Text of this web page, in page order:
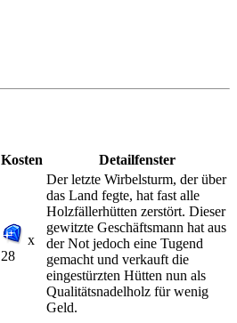
Kosten Detailfenster
x
28
Der letzte Wirbelsturm, der über
das Land fegte, hat fast alle
Holzfällerhütten zerstört. Dieser
gewitzte Geschäftsmann hat aus
der Not jedoch eine Tugend
gemacht und verkauft die
eingestürzten Hütten nun als
Qualitätsnadelholz für wenig
Geld.